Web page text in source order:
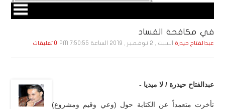
في مكافحة الفساد
عبدالفتاح حيدرة السبت , 2 نـوفـمـبـر , 2019 الساعة 7:50:55 PM 0 تعليقات
عبدالفتاح حيدرة / لا ميديا -
تأخرت متعمداً عن الكتابة حول (وعي وقيم ومشروع)